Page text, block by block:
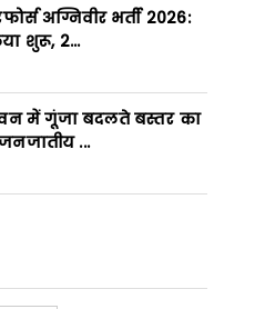
अग्निवीर भर्ती 2026:
शुरू, 2...
भवन में गूंजा बदलते बस्तर का
...